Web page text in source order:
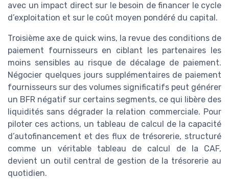
avec un impact direct sur le besoin de financer le cycle
d’exploitation et sur le coût moyen pondéré du capital.
Troisième axe de quick wins, la revue des conditions de
paiement fournisseurs en ciblant les partenaires les
moins sensibles au risque de décalage de paiement.
Négocier quelques jours supplémentaires de paiement
fournisseurs sur des volumes significatifs peut générer
un BFR négatif sur certains segments, ce qui libère des
liquidités sans dégrader la relation commerciale. Pour
piloter ces actions, un tableau de calcul de la capacité
d’autofinancement et des flux de trésorerie, structuré
comme un véritable tableau de calcul de la CAF,
devient un outil central de gestion de la trésorerie au
quotidien.